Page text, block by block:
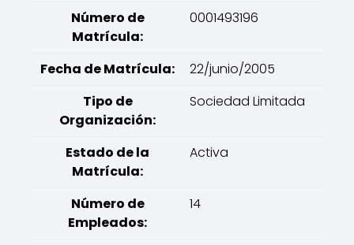
Número de
Matrícula:
0001493196
Fecha de Matrícula:
22/junio/2005
Tipo de
Organización:
Sociedad Limitada
Estado de la
Matrícula:
Activa
Número de
Empleados:
14